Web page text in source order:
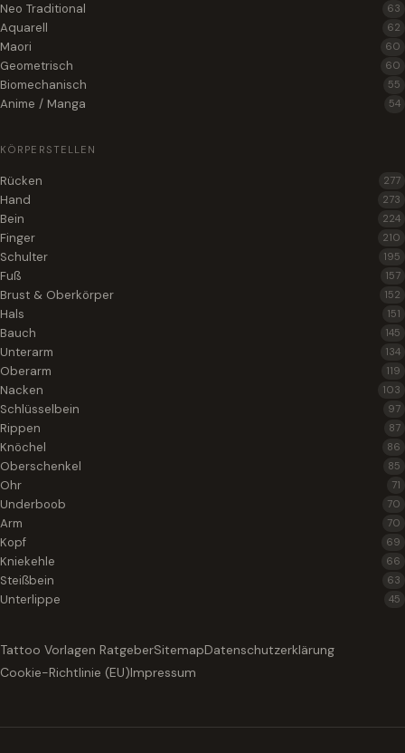
Neo Traditional 63
Aquarell 62
Maori 60
Geometrisch 60
Biomechanisch 55
Anime / Manga 54
KÖRPERSTELLEN
Rücken 277
Hand 273
Bein 224
Finger 210
Schulter 195
Fuß 157
Brust & Oberkörper 152
Hals 151
Bauch 145
Unterarm 134
Oberarm 119
Nacken 103
Schlüsselbein 97
Rippen 87
Knöchel 86
Oberschenkel 85
Ohr 71
Underboob 70
Arm 70
Kopf 69
Kniekehle 66
Steißbein 63
Unterlippe 45
Tattoo Vorlagen RatgeberSitemapDatenschutzerklärung
Cookie-Richtlinie (EU)Impressum